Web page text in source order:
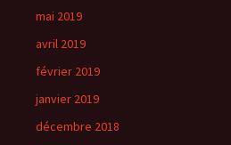
mai 2019
avril 2019
février 2019
janvier 2019
décembre 2018